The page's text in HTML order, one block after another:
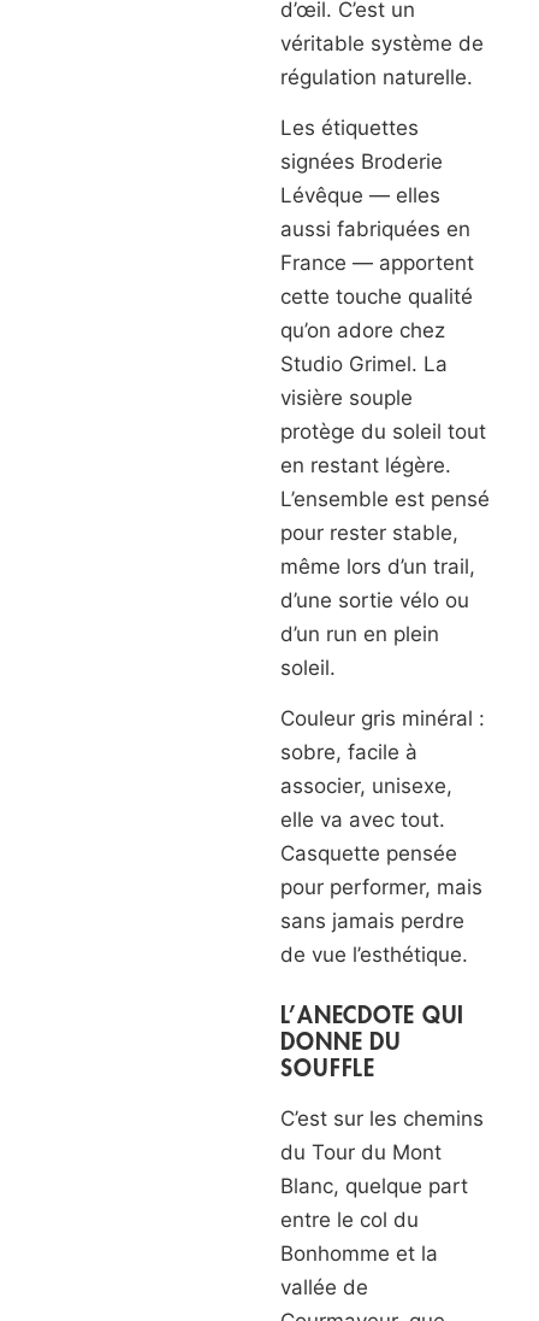
d’œil. C’est un
véritable système de
régulation naturelle.
Les étiquettes
signées Broderie
Lévêque — elles
aussi fabriquées en
France — apportent
cette touche qualité
qu’on adore chez
Studio Grimel. La
visière souple
protège du soleil tout
en restant légère.
L’ensemble est pensé
pour rester stable,
même lors d’un trail,
d’une sortie vélo ou
d’un run en plein
soleil.
Couleur gris minéral :
sobre, facile à
associer, unisexe,
elle va avec tout.
Casquette pensée
pour performer, mais
sans jamais perdre
de vue l’esthétique.
L’ANECDOTE QUI
DONNE DU
SOUFFLE
C’est sur les chemins
du Tour du Mont
Blanc, quelque part
entre le col du
Bonhomme et la
vallée de